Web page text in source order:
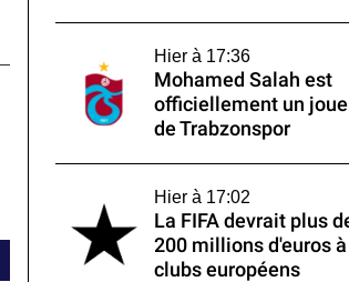
Hier à 17:36
Mohamed Salah est
officiellement un
de Trabzonspor
Hier à 17:02
La FIFA devrait plus
200 millions d'euros
clubs européens